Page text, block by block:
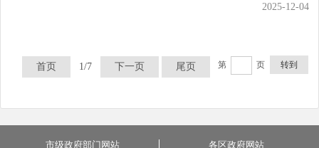
2025-12-04
首页 1/7 下一页 尾页 第 页 转到
市级政府部门网站 各区政府网站